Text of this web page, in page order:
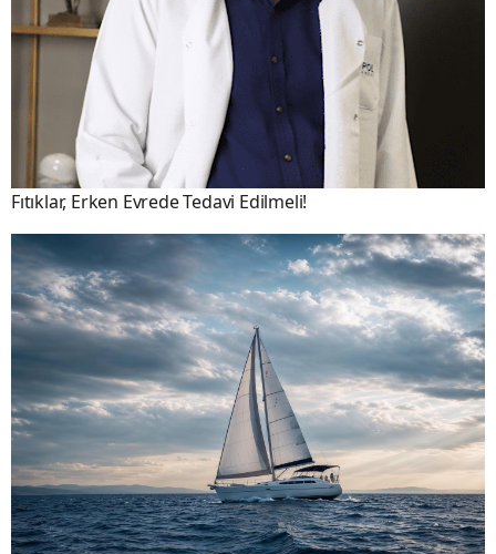
Fıtıklar, Erken Evrede Tedavi Edilmeli!